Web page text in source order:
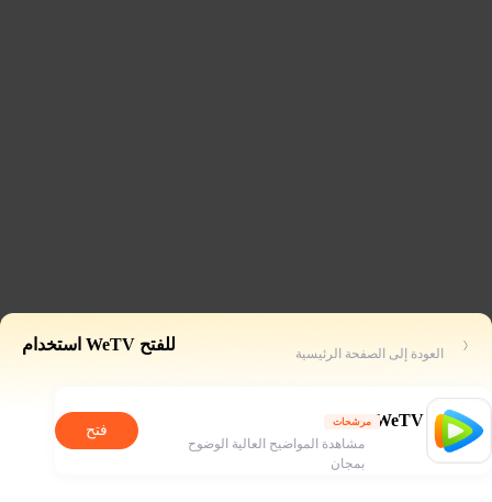
للفتح WeTV استخدام العودة إلى الصفحة الرئيسية
WeTV مرشحات
مشاهدة المواضيح العالية الوضوح
بمجان
فتح